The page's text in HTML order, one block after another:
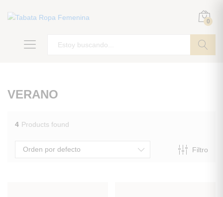
0
VERANO
4 Products found
Filtro
Orden por defecto